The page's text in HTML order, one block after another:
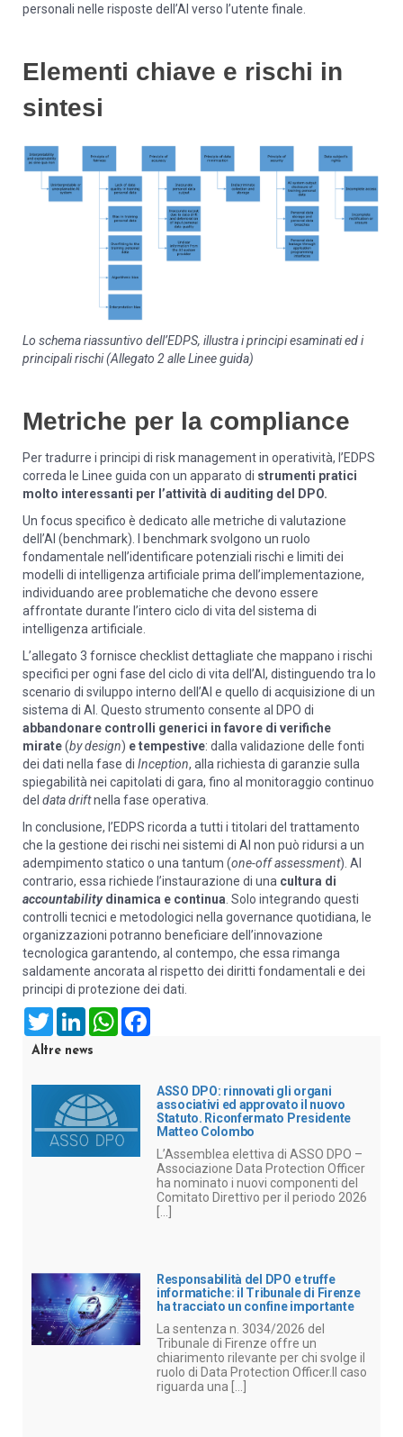
personali nelle risposte dell’AI verso l’utente finale.
Elementi chiave e rischi in
sintesi
Lo schema riassuntivo dell’EDPS, illustra i principi esaminati ed i
principali rischi (Allegato 2 alle Linee guida)
Metriche per la compliance
Per tradurre i principi di risk management in operatività, l’EDPS
correda le Linee guida con un apparato di strumenti pratici
molto interessanti per l’attività di auditing del DPO.
Un focus specifico è dedicato alle metriche di valutazione
dell’AI (benchmark). I benchmark svolgono un ruolo
fondamentale nell’identificare potenziali rischi e limiti dei
modelli di intelligenza artificiale prima dell’implementazione,
individuando aree problematiche che devono essere
affrontate durante l’intero ciclo di vita del sistema di
intelligenza artificiale.
L’allegato 3 fornisce checklist dettagliate che mappano i rischi
specifici per ogni fase del ciclo di vita dell’AI, distinguendo tra lo
scenario di sviluppo interno dell’AI e quello di acquisizione di un
sistema di AI. Questo strumento consente al DPO di
abbandonare controlli generici in favore di verifiche
mirate(by design) e tempestive: dalla validazione delle fonti
dei dati nella fase di Inception, alla richiesta di garanzie sulla
spiegabilità nei capitolati di gara, fino al monitoraggio continuo
del data driftnella fase operativa.
In conclusione, l’EDPS ricorda a tutti i titolari del trattamento
che la gestione dei rischi nei sistemi di AI non può ridursi a un
adempimento statico o una tantum (one-off assessment). Al
contrario, essa richiede l’instaurazione di una cultura di
accountabilitydinamica e continua. Solo integrando questi
controlli tecnici e metodologici nella governance quotidiana, le
organizzazioni potranno beneficiare dell’innovazione
tecnologica garantendo, al contempo, che essa rimanga
saldamente ancorata al rispetto dei diritti fondamentali e dei
principi di protezione dei dati.
TwitterLinkedInWhatsApp
Altre news
ASSO DPO: rinnovati gli organi
associativi ed approvato il nuovo
Statuto. Riconfermato Presidente
Matteo Colombo
L’Assemblea elettiva di ASSO DPO –
Associazione Data Protection Officer
ha nominato i nuovi componenti del
Comitato Direttivo per il periodo 2026
[...]
Responsabilità del DPO e truffe
informatiche: il Tribunale di Firenze
ha tracciato un confine importante
La sentenza n. 3034/2026 del
Tribunale di Firenze offre un
chiarimento rilevante per chi svolge il
ruolo di Data Protection Officer.Il caso
riguarda una [...]